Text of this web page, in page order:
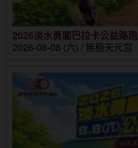
2026淡水勇闖巴拉卡公益路跑
2026-08-08 (六) / 無極天元宮